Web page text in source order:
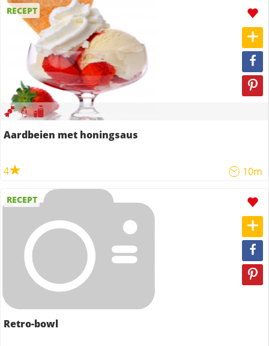
RECEPT
Aardbeien met honingsaus
4 10m
RECEPT
Retro-bowl